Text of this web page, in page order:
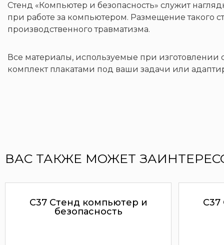
Стенд «Компьютер и безопасность» служит
при работе за компьютером. Размещение такого
производственного травматизма.
Все материалы, используемые при
комплект плакатами под ваши задачи или
ВАС ТАКЖЕ МОЖЕТ
С37 Стенд компьютер и
безопасность
С37